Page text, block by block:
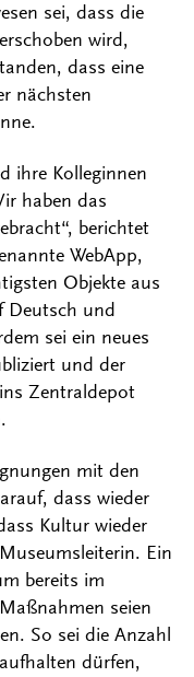
sei, dass die
wird,
dass eine
nächsten
ihre Kolleginnen
haben das
berichtet
WebApp,
Objekte aus
Deutsch und
sei ein neues
und der
Zentraldepot
mit den
dass wieder
Kultur wieder
Ein
bereits im
seien
So sei die Anzahl
dürfen,